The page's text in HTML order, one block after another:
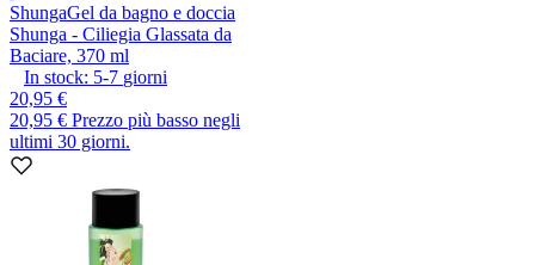
ShungaGel da bagno e doccia
Shunga - Ciliegia Glassata da
Baciare, 370 ml
In stock: 5-7 giorni
20,95 €
20,95 € Prezzo più basso negli
ultimi 30 giorni.